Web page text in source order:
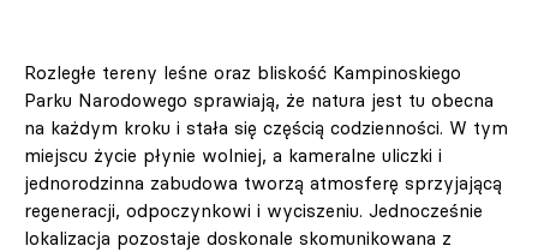
Rozległe tereny leśne oraz bliskość Kampinoskiego
Parku Narodowego sprawiają, że natura jest tu obecna
na każdym kroku i stała się częścią codzienności. W tym
miejscu życie płynie wolniej, a kameralne uliczki i
jednorodzinna zabudowa tworzą atmosferę sprzyjającą
regeneracji, odpoczynkowi i wyciszeniu. Jednocześnie
lokalizacja pozostaje doskonale skomunikowana z